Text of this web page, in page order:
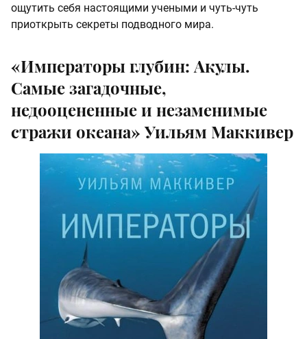
ощутить себя настоящими учеными и чуть-чуть
приоткрыть секреты подводного мира.
«Императоры глубин: Акулы.
Самые загадочные,
недооцененные и незаменимые
стражи океана» Уильям Маккивер